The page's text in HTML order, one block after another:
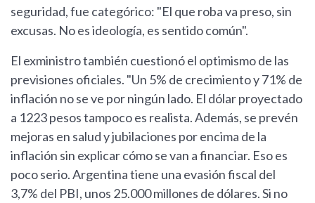
seguridad, fue categórico: "El que roba va preso, sin
excusas. No es ideología, es sentido común".
El exministro también cuestionó el optimismo de las
previsiones oficiales. "Un 5% de crecimiento y 71% de
inflación no se ve por ningún lado. El dólar proyectado
a 1223 pesos tampoco es realista. Además, se prevén
mejoras en salud y jubilaciones por encima de la
inflación sin explicar cómo se van a financiar. Eso es
poco serio. Argentina tiene una evasión fiscal del
3,7% del PBI, unos 25.000 millones de dólares. Si no